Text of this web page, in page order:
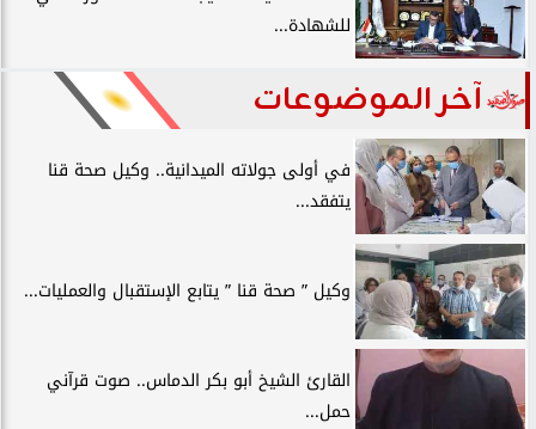
للشهادة...
آخر الموضوعات
في أولى جولاته الميدانية.. وكيل صحة قنا
يتفقد...
وكيل ” صحة قنا ” يتابع الإستقبال والعمليات...
القارئ الشيخ أبو بكر الدماس.. صوت قرآني
حمل...